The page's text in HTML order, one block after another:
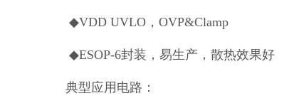
◆VDD UVLO，OVP&Clamp
◆ESOP-6封装，易生产，散热效果好
典型应用电路：